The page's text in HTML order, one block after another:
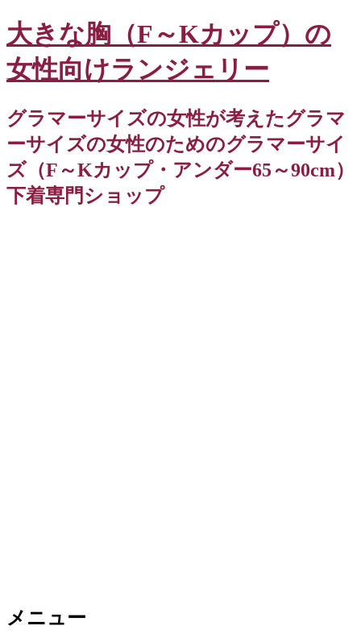
大きな胸（F～Kカップ）の
女性向けランジェリー
グラマーサイズの女性が考えたグラマ
ーサイズの女性のためのグラマーサイ
ズ（F～Kカップ・アンダー65～90cm）
下着専門ショップ
メニュー